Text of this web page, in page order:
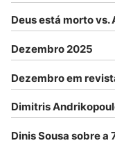
Deus está morto vs.
Dezembro 2025
Dezembro em
Dimitris
Dinis Sousa sobre a